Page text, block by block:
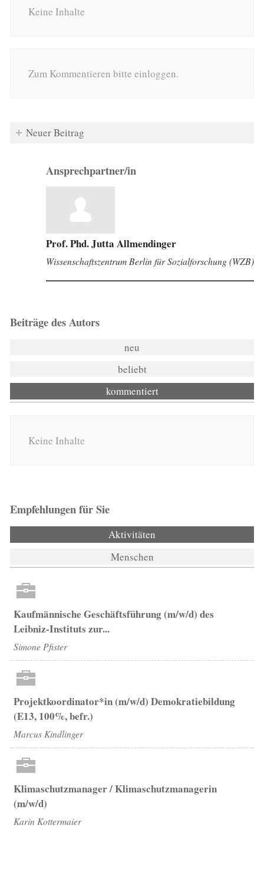
Keine Inhalte
Zum Kommentieren bitte einloggen.
Neuer Beitrag
Ansprechpartner/in
Prof. Phd. Jutta Allmendinger
Wissenschaftszentrum Berlin für Sozialforschung (WZB)
Beiträge des Autors
neu
beliebt
kommentiert
Keine Inhalte
Empfehlungen für Sie
Aktivitäten
Menschen
Kaufmännische Geschäftsführung (m/w/d) des
Leibniz-Instituts zur...
Simone Pfister
Projektkoordinator*in (m/w/d) Demokratiebildung
(E13, 100%, befr.)
Marcus Kindlinger
Klimaschutzmanager / Klimaschutzmanagerin
(m/w/d)
Karin Kottermaier